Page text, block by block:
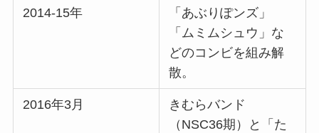
2014-15年
「あぶりぽンズ」
「ムミムシュウ」な
どのコンビを組み解
散。
2016年3月
きむらバンド
（NSC36期）と「た